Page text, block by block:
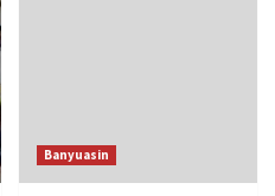
Banyuasin